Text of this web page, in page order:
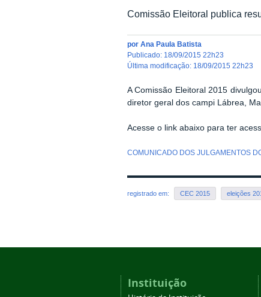
Comissão Eleitoral publica
por Ana Paula Batista
publicado: 18/09/2015 22h23
última modificação: 18/09/2015 22h23
A Comissão Eleitoral 2015
diretor geral dos campi Lábrea,
Acesse o link abaixo para ter
COMUNICADO DOS JULGAMENTOS
registrado em: CEC 2015 eleições
Instituição